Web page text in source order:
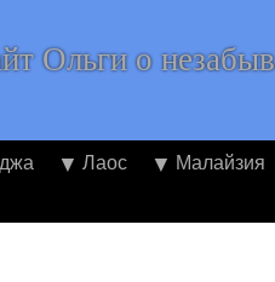
Ольги о
Лаос Малайзия